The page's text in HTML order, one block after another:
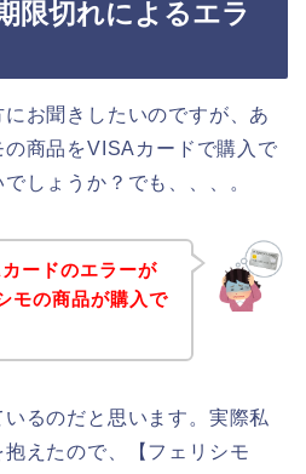
限切れによるエラ
お聞きしたいのですが、あ
商品をVISAカードで購入で
しょうか？でも、、、。
ードのエラーが
モの商品が購入で
るのだと思います。実際私
えたので、【フェリシモ